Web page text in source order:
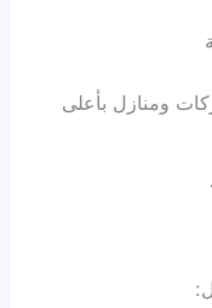
ومنازل بأعلى